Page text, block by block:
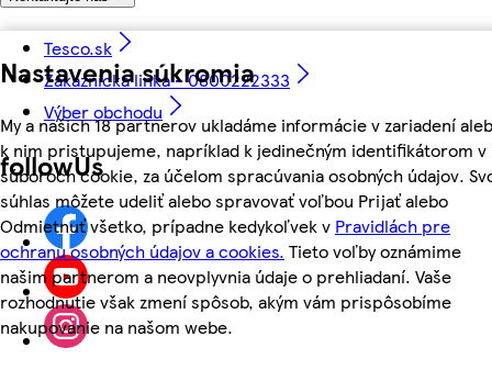
Nastavenia súkromia
My a našich 18 partnerov ukladáme informácie v zariadení
k nim pristupujeme, napríklad k jedinečným identifikátorom v
súboroch cookie, za účelom spracúvania osobných údajov.
súhlas môžete udeliť alebo spravovať voľbou Prijať alebo
Odmietnuť všetko, prípadne kedykoľvek v Pravidlách pre
ochranu osobných údajov a cookies. Tieto voľby oznámime
našim partnerom a neovplyvnia údaje o prehliadaní. Vaše
rozhodnutie však zmení spôsob, akým vám prispôsobíme
nakupovanie na našom webe.
Tesco.sk
Zákaznícka linka - 0800222333
Výber obchodu
followUs